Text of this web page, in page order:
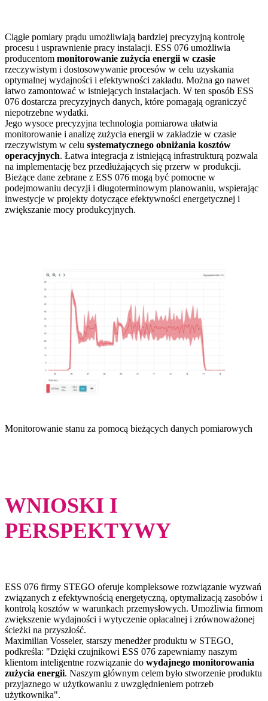
Ciągłe pomiary prądu umożliwiają bardziej precyzyjną kontrolę
procesu i usprawnienie pracy instalacji. ESS 076 umożliwia
producentom monitorowanie zużycia energii w czasie
rzeczywistym i dostosowywanie procesów w celu uzyskania
optymalnej wydajności i efektywności zakładu. Można go nawet
łatwo zamontować w istniejących instalacjach. W ten sposób ESS
076 dostarcza precyzyjnych danych, które pomagają ograniczyć
niepotrzebne wydatki.
Jego wysoce precyzyjna technologia pomiarowa ułatwia
monitorowanie i analizę zużycia energii w zakładzie w czasie
rzeczywistym w celu systematycznego obniżania kosztów
operacyjnych. Łatwa integracja z istniejącą infrastrukturą pozwala
na implementację bez przedłużających się przerw w produkcji.
Bieżące dane zebrane z ESS 076 mogą być pomocne w
podejmowaniu decyzji i długoterminowym planowaniu, wspierając
inwestycje w projekty dotyczące efektywności energetycznej i
zwiększanie mocy produkcyjnych.
Monitorowanie stanu za pomocą bieżących danych pomiarowych
WNIOSKI I
PERSPEKTYWY
ESS 076 firmy STEGO oferuje kompleksowe rozwiązanie wyzwań
związanych z efektywnością energetyczną, optymalizacją zasobów i
kontrolą kosztów w warunkach przemysłowych. Umożliwia firmom
zwiększenie wydajności i wytyczenie opłacalnej i zrównoważonej
ścieżki na przyszłość.
Maximilian Vosseler, starszy menedżer produktu w STEGO,
podkreśla: "Dzięki czujnikowi ESS 076 zapewniamy naszym
klientom inteligentne rozwiązanie do wydajnego monitorowania
zużycia energii. Naszym głównym celem było stworzenie produktu
przyjaznego w użytkowaniu z uwzględnieniem potrzeb
użytkownika".